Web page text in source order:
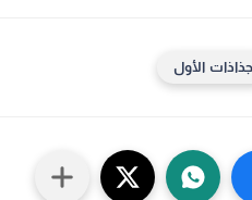
جذاذات الأول